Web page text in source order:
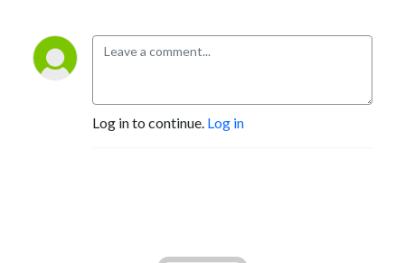
Log in to continue. Log in